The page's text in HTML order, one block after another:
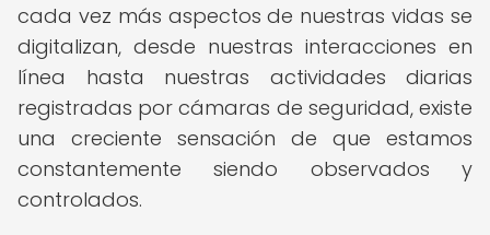
cada vez más aspectos de nuestras vidas se
digitalizan, desde nuestras interacciones en
línea hasta nuestras actividades diarias
registradas por cámaras de seguridad, existe
una creciente sensación de que estamos
constantemente siendo observados y
controlados.